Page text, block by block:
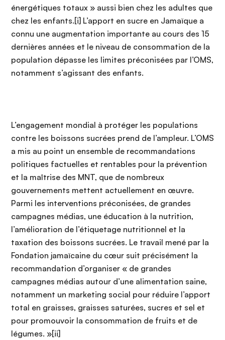
énergétiques totaux » aussi bien chez les adultes que
chez les enfants.[i] L’apport en sucre en Jamaïque a
connu une augmentation importante au cours des 15
dernières années et le niveau de consommation de la
population dépasse les limites préconisées par l’OMS,
notamment s’agissant des enfants.
L’engagement mondial à protéger les populations
contre les boissons sucrées prend de l’ampleur. L’OMS
a mis au point un ensemble de recommandations
politiques factuelles et rentables pour la prévention
et la maîtrise des MNT, que de nombreux
gouvernements mettent actuellement en œuvre.
Parmi les interventions préconisées, de grandes
campagnes médias, une éducation à la nutrition,
l’amélioration de l’étiquetage nutritionnel et la
taxation des boissons sucrées. Le travail mené par la
Fondation jamaïcaine du cœur suit précisément la
recommandation d’organiser « de grandes
campagnes médias autour d’une alimentation saine,
notamment un marketing social pour réduire l’apport
total en graisses, graisses saturées, sucres et sel et
pour promouvoir la consommation de fruits et de
légumes. »[ii]